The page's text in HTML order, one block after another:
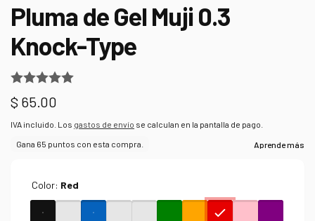
Pluma de Gel Muji 0.3
Knock-Type
Precio
habitual
$ 65.00
IVA incluido. Los gastos de envío se calculan en la pantalla de pago.
Color: Red